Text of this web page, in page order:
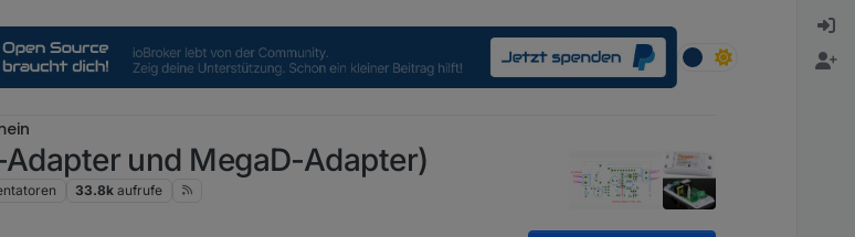
und MegaD-Adapter)
33.8k aufrufe